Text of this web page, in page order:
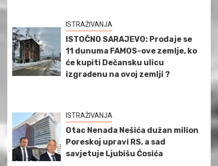
ISTRAŽIVANJA
ISTOČNO SARAJEVO: Prodaje se
11 dunuma FAMOS-ove zemlje, ko
će kupiti Dečansku ulicu
izgrađenu na ovoj zemlji ?
ISTRAŽIVANJA
Otac Nenada Nešića dužan milion
Poreskoj upravi RS, a sad
savjetuje Ljubišu Ćosića